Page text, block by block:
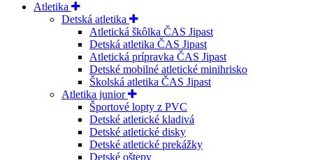
Atletika
Detská atletika
Atletická škôlka ČAS Jipast
Detská atletika ČAS Jipast
Atletická prípravka ČAS Jipast
Detské mobilné atletické minihrisko
Školská atletika ČAS Jipast
Atletika junior
Športové lopty z PVC
Detské atletické kladivá
Detské atletické disky
Detské atletické prekážky
Detské oštepy